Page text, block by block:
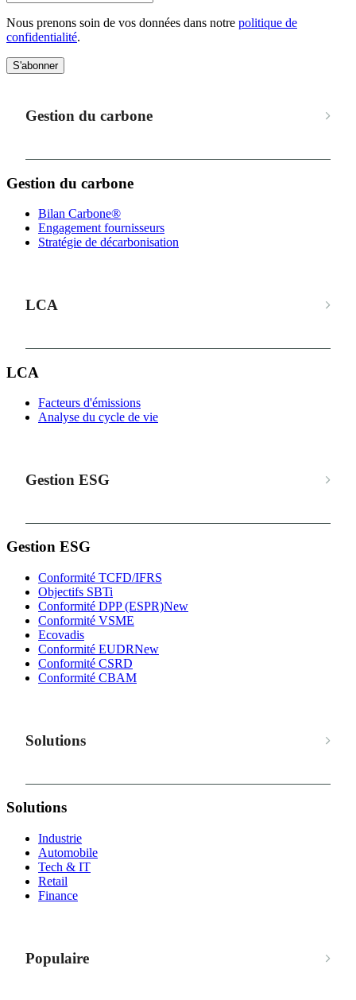
Nous prenons soin de vos données dans notre politique de
confidentialité.
S'abonner
Gestion du carbone
Gestion du carbone
Bilan Carbone®
Engagement fournisseurs
Stratégie de décarbonisation
LCA
LCA
Facteurs d'émissions
Analyse du cycle de vie
Gestion ESG
Gestion ESG
Conformité TCFD/IFRS
Objectifs SBTi
Conformité DPP (ESPR)New
Conformité VSME
Ecovadis
Conformité EUDRNew
Conformité CSRD
Conformité CBAM
Solutions
Solutions
Industrie
Automobile
Tech & IT
Retail
Finance
Populaire